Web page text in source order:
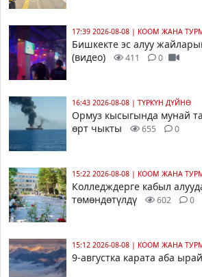
17:39 2026-08-08 | КООМ ЖАНА
Бишкекте эс алуу
(видео)
411 0
16:43 2026-08-08 | ТҮРКҮН ДҮЙНӨ
Ормуз кысыгында мунай
өрт чыкты
655 0
15:22 2026-08-08 | КООМ ЖАНА
Колледждерге кабыл
төмөндөтүлдү
602 0
15:12 2026-08-08 | КООМ ЖАНА
9-августка карата аба